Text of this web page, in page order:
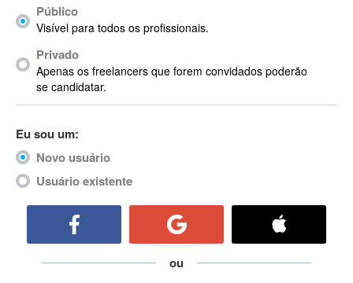
Acrobat
Acrobat X
Acronis
ACT
ActionScript
ActionScript 3
Active Directory
ActiveX Data Objects (ADO)
Público
Visível para todos os profissionais.
Privado
Apenas os freelancers que forem convidados poderão
se candidatar.
Eu sou um:
Novo usuário
Usuário existente
ou